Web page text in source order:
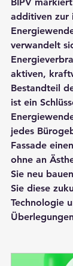
additiven zur
verwandelt
aktiven,
Bestandteil
ist ein
jedes
Fassade
ohne an
Sie neu
Sie diese
Technologie